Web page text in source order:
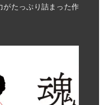
がたっぷり詰まった作